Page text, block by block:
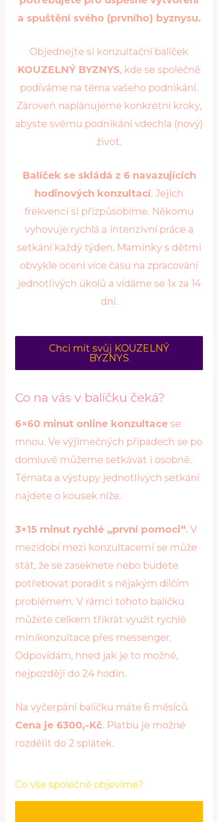
a spuštění svého (prvního) byznysu.
Objednejte si konzultační balíček
KOUZELNÝ BYZNYS, kde se společně
podíváme na téma vašeho podnikání.
Zároveň naplánujeme konkrétní kroky,
abyste svému podnikání vdechla (nový)
život.
Balíček se skládá z 6 navazujících
hodinových konzultací. Jejich
frekvenci si přizpůsobíme. Někomu
vyhovuje rychlá a intenzivní práce a
setkání každý týden. Maminky s dětmi
obvykle ocení více času na zpracování
jednotlivých úkolů a vídáme se 1x za 14
dní.
Chci mít svůj KOUZELNÝ
BYZNYS
Co na vás v balíčku čeká?
6×60 minut online konzultace se
mnou. Ve výjimečných případech se po
domluvě můžeme setkávat i osobně.
Témata a výstupy jednotlivých setkání
najdete o kousek níže.
3×15 minut rychlé „první pomoci“. V
mezidobí mezi konzultacemi se může
stát, že se zaseknete nebo budete
potřebovat poradit s nějakým dílčím
problémem. V rámci tohoto balíčku
můžete celkem třikrát využít rychlé
minikonzultace přes messenger.
Odpovídám, hned jak je to možné,
nejpozději do 24 hodin.
Na vyčerpání balíčku máte 6 měsíců.
Cena je 6300,-Kč. Platbu je možné
rozdělit do 2 splátek.
Co vše společně objevíme?